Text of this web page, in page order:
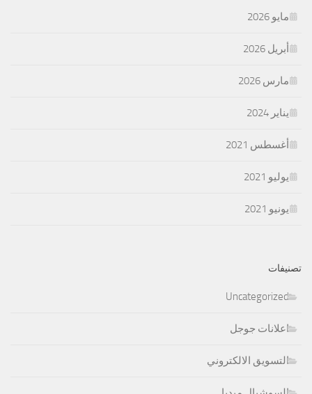
مايو 2026
أبريل 2026
مارس 2026
يناير 2024
أغسطس 2021
يوليو 2021
يونيو 2021
تصنيفات
Uncategorized
اعلانات جوجل
التسويق الالكتروني